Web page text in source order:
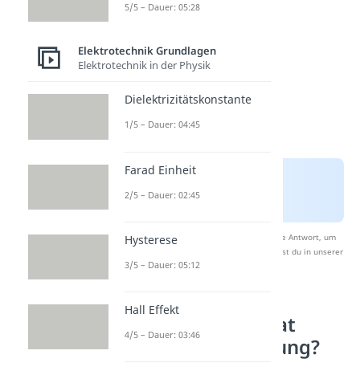
Nach Beantwortung speichern wir deine Antwort, um
Studyflix zu verbessern. Mehr dazu erfährst du in unserer
Datenschutzerklärung
Welche Einheit hat
elektrische Leistung?
5/5 – Dauer: 05:28
Elektrotechnik Grundlagen
Elektrotechnik in der Physik
Dielektrizitätskonstante
1/5 – Dauer: 04:45
Farad Einheit
2/5 – Dauer: 02:45
Hysterese
3/5 – Dauer: 05:12
Hall Effekt
4/5 – Dauer: 03:46